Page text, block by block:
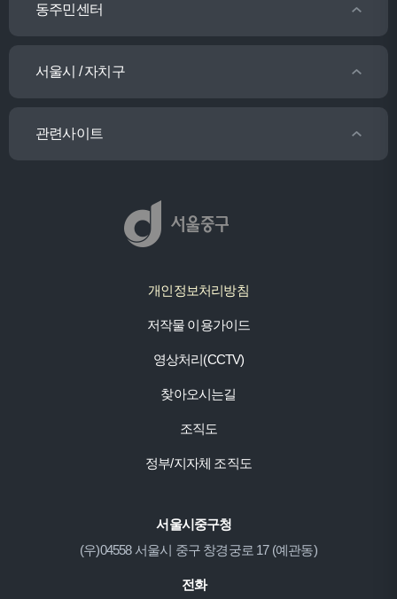
동주민센터
서울시 / 자치구
관련사이트
개인정보처리방침
저작물 이용가이드
영상처리(CCTV)
찾아오시는길
조직도
정부/지자체 조직도
서울시중구청
(우)04558 서울시 중구 창경궁로 17 (예관동)
전화